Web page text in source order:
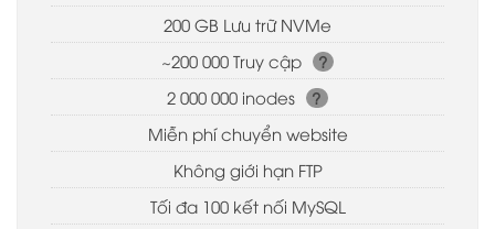
200 GB Lưu trữ NVMe
~200 000 Truy cập
?
2 000 000 inodes ?
Miễn phí chuyển website
Không giới hạn FTP
Tối đa 100 kết nối MySQL